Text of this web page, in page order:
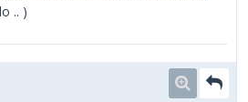
.. )